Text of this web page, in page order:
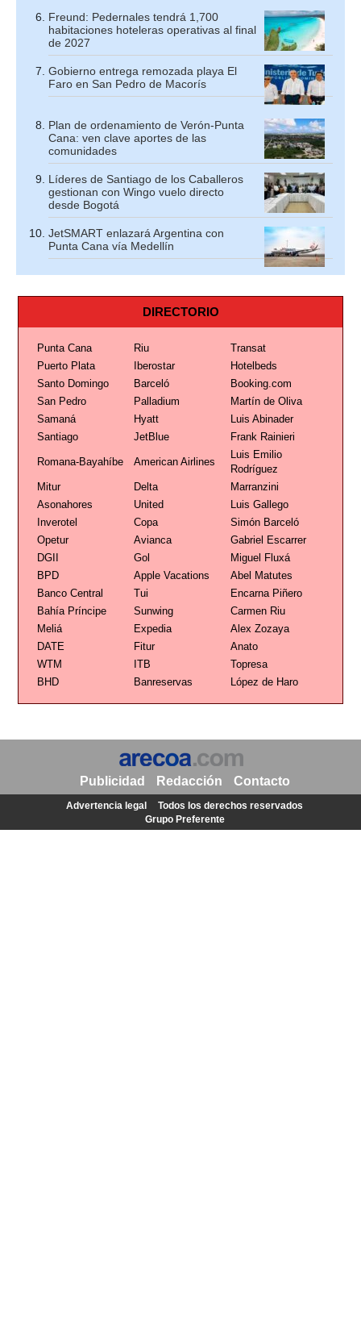
Freund: Pedernales tendrá 1,700
habitaciones hoteleras operativas al final
de 2027
Gobierno entrega remozada playa El
Faro en San Pedro de Macorís
Plan de ordenamiento de Verón-Punta
Cana: ven clave aportes de las
comunidades
Líderes de Santiago de los Caballeros
gestionan con Wingo vuelo directo
desde Bogotá
JetSMART enlazará Argentina con
Punta Cana vía Medellín
DIRECTORIO
Punta Cana Riu
Transat
Puerto Plata
Iberostar
Hotelbeds
Santo Domingo
Barceló
Booking.com
San Pedro
Palladium
Martín de Oliva
Samaná
Hyatt
Luis Abinader
Santiago
JetBlue Frank Rainieri
Romana-Bayahíbe American Airlines
Luis Emilio
Rodríguez
Mitur
Delta
Marranzini
Asonahores
United
Luis Gallego
Inverotel
Copa
Simón Barceló
Opetur
Avianca
Gabriel Escarrer
DGII
Gol
Miguel Fluxá
BPD
Apple Vacations
Abel Matutes
Banco Central
Tui
Encarna Piñero
Bahía Príncipe
Sunwing
Carmen Riu
Meliá
Expedia
Alex Zozaya
DATE
Fitur
Anato
WTM
ITB
Topresa
BHD
Banreservas López de Haro
Publicidad Redacción Contacto
Advertencia legal
Todos los derechos reservados
Grupo Preferente